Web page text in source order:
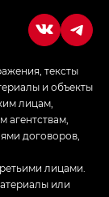
тексты
и объекты
лицам,
договоров,
лицами.
или